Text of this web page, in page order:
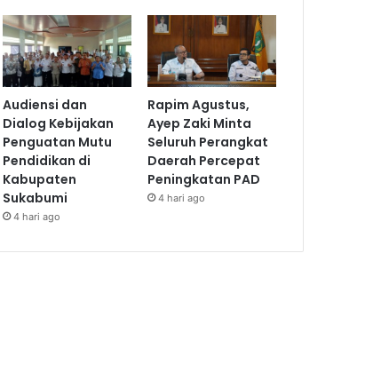
Audiensi dan
Dialog Kebijakan
Penguatan Mutu
Pendidikan di
Kabupaten
Sukabumi
4 hari ago
Rapim Agustus,
Ayep Zaki Minta
Seluruh Perangkat
Daerah Percepat
Peningkatan PAD
4 hari ago